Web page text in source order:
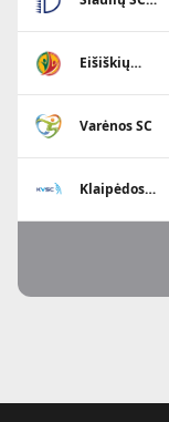
Eišiškių
SM
Varėnos SC
Klaipėdos